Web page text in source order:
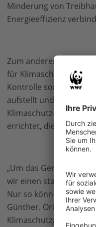
Minderung von
Energieeffizienz
Zum anderen soll mit
für Klimaschutz und
Kontrolle sorgt. Ein
aufstellt und den der
Klimaschutz-
errichtet, die die
„Um das
wir einen stabilen
Nur so können die
Günther. Orientierung
Klimaschutzgesetz.